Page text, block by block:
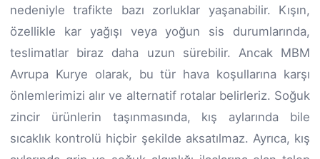
nedeniyle trafikte bazı zorluklar yaşanabilir. Kışın,
özellikle kar yağışı veya yoğun sis durumlarında,
teslimatlar biraz daha uzun sürebilir. Ancak MBM
Avrupa Kurye olarak, bu tür hava koşullarına karşı
önlemlerimizi alır ve alternatif rotalar belirleriz. Soğuk
zincir ürünlerin taşınmasında, kış aylarında bile
sıcaklık kontrolü hiçbir şekilde aksatılmaz. Ayrıca, kış